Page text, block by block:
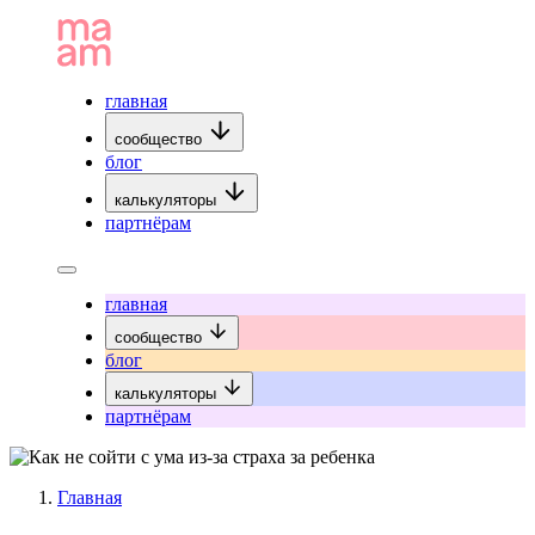
главная
сообщество
блог
калькуляторы
партнёрам
главная
сообщество
блог
калькуляторы
партнёрам
Главная